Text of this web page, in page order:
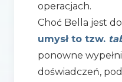
operacjach.
Choć Bella jest
umysł to tzw.
ponowne
doświadczeń,